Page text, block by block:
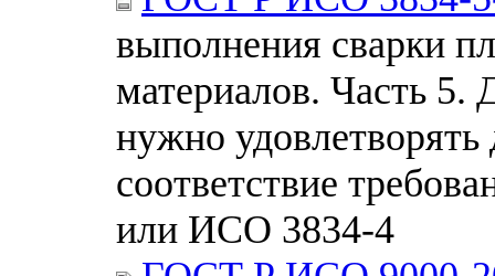
выполнения сварки
материалов. Часть 5.
нужно удовлетворять
соответствие
или ИСО 3834-4